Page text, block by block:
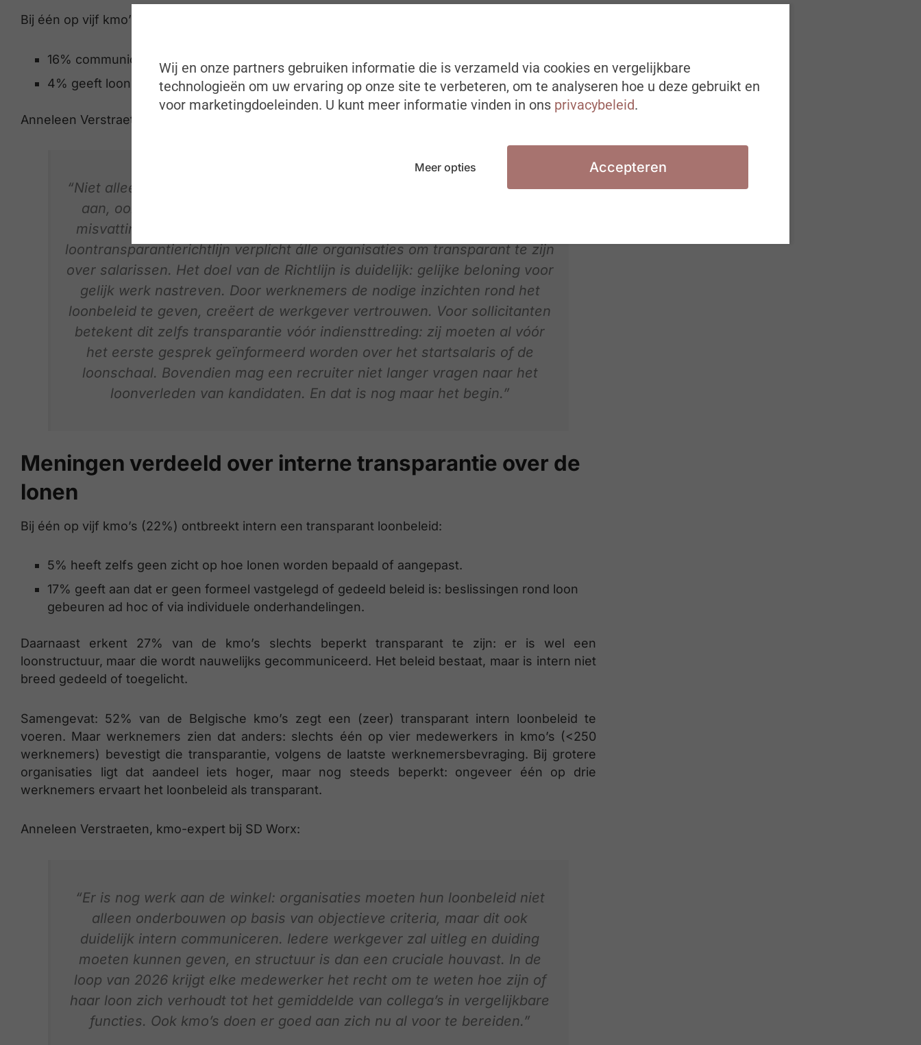
Bij één op vijf kmo’s is er weinig tot geen transparantie:
16% communiceert pas bij het jobaanbod.
4% geeft looninfo enkel als de kandidaat er expliciet naar vraagt.
Anneleen Verstraeten, kmo-expert bij SD Worx:
“Niet alleen onze wetgever kijkt stilaan tegen de deadline van 7 juni 2026
aan, ook bedrijven beginnen best met de voorbereidingen. Het is een
misvatting dat de nieuwe regels alleen voor grote bedrijven gelden. De
loontransparantierichtlijn verplicht álle organisaties om transparant te zijn
over salarissen. Het doel van de Richtlijn is duidelijk: gelijke beloning voor
gelijk werk nastreven. Door werknemers de nodige inzichten rond het
loonbeleid te geven, creëert de werkgever vertrouwen. Voor sollicitanten
betekent dit zelfs transparantie vóór indiensttreding: zij moeten al vóór
het eerste gesprek geïnformeerd worden over het startsalaris of de
loonschaal. Bovendien mag een recruiter niet langer vragen naar het
loonverleden van kandidaten. En dat is nog maar het begin.”
Meningen verdeeld over interne transparantie over de
lonen
Bij één op vijf kmo’s (22%) ontbreekt intern een transparant loonbeleid:
5% heeft zelfs geen zicht op hoe lonen worden bepaald of aangepast.
17% geeft aan dat er geen formeel vastgelegd of gedeeld beleid is: beslissingen rond loon
gebeuren ad hoc of via individuele onderhandelingen.
Daarnaast erkent 27% van de kmo’s slechts beperkt transparant te zijn: er is wel een
loonstructuur, maar die wordt nauwelijks gecommuniceerd. Het beleid bestaat, maar is intern niet
breed gedeeld of toegelicht.
Samengevat: 52% van de Belgische kmo’s zegt een (zeer) transparant intern loonbeleid te
voeren. Maar werknemers zien dat anders: slechts één op vier medewerkers in kmo’s (<250
werknemers) bevestigt die transparantie, volgens de laatste werknemersbevraging. Bij grotere
organisaties ligt dat aandeel iets hoger, maar nog steeds beperkt: ongeveer één op drie
werknemers ervaart het loonbeleid als transparant.
Anneleen Verstraeten, kmo-expert bij SD Worx:
“Er is nog werk aan de winkel: organisaties moeten hun loonbeleid niet
alleen onderbouwen op basis van objectieve criteria, maar dit ook
duidelijk intern communiceren. Iedere werkgever zal uitleg en duiding
moeten kunnen geven, en structuur is dan een cruciale houvast. In de
loop van 2026 krijgt elke medewerker het recht om te weten hoe zijn of
haar loon zich verhoudt tot het gemiddelde van collega’s in vergelijkbare
functies. Ook kmo’s doen er goed aan zich nu al voor te bereiden.”
Wij en onze partners gebruiken informatie die is verzameld via cookies en vergelijkbare
technologieën om uw ervaring op onze site te verbeteren, om te analyseren hoe u deze gebruikt en
voor marketingdoeleinden. U kunt meer informatie vinden in ons privacybeleid.
Meer opties Accepteren